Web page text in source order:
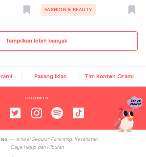
Tampilkan lebih banyak
FASHION & BEAUTY
Pasang iklan Tim Konten Orami
FOLLOW US
— Artikel Seputar Parenting, Kesehatan,
Gaya Hidup dan Hiburan